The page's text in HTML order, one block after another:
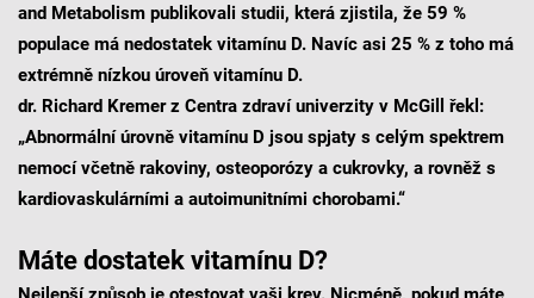
and Metabolism publikovali studii, která zjistila, že 59 %
populace má nedostatek vitamínu D. Navíc asi 25 % z toho má
extrémně nízkou úroveň vitamínu D.
dr. Richard Kremer z Centra zdraví univerzity v McGill řekl:
„Abnormální úrovně vitamínu D jsou spjaty s celým spektrem
nemocí včetně rakoviny, osteoporózy a cukrovky, a rovněž s
kardiovaskulárními a autoimunitními chorobami.“
Máte dostatek vitamínu D?